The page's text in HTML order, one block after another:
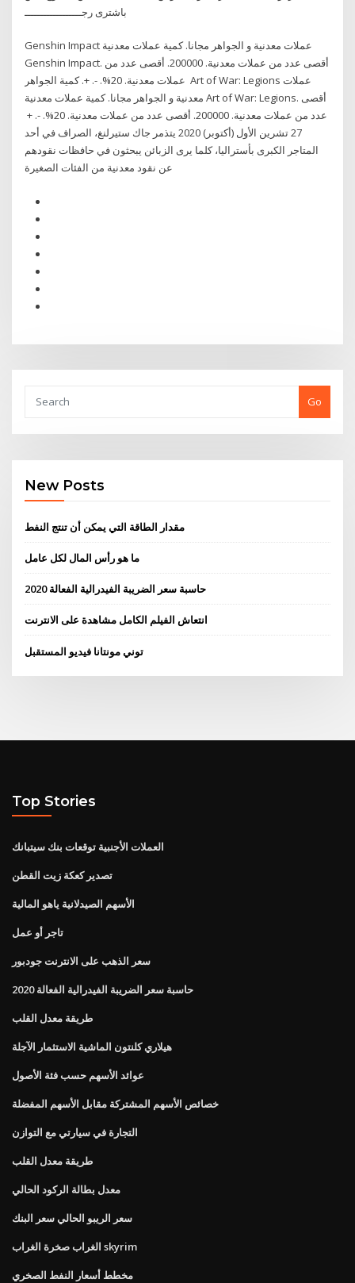
باشترى رجــــــــــــــــــ
Genshin Impact عملات معدنية و الجواهر مجانا. كمية عملات معدنية
Genshin Impact. أقصى عدد من عملات معدنية. 200000. أقصى عدد من
عملات معدنية. 20%. -. +. كمية الجواهر Art of War: Legions عملات
معدنية و الجواهر مجانا. كمية عملات معدنية Art of War: Legions. أقصى
عدد من عملات معدنية. 200000. أقصى عدد من عملات معدنية. 20%. -. +
27 تشرين الأول (أكتوبر) 2020 يتذمر جاك ستيرلنغ، الصراف في أحد
المتاجر الكبرى بأستراليا، كلما يرى الزبائن يبحثون في حافظات نقودهم
Go
New Posts
مقدار الطاقة التي يمكن أن تنتج النفط
ما هو رأس المال لكل عامل
حاسبة سعر الضريبة الفيدرالية الفعالة 2020
انتعاش الفيلم الكامل مشاهدة على الانترنت
توني مونتانا فيديو المستقبل
Top Stories
العملات الأجنبية توقعات بنك سيتبانك
تصدير كعكة زيت القطن
الأسهم الصيدلانية ياهو المالية
تاجر أو عمل
سعر الذهب على الانترنت جودبور
حاسبة سعر الضريبة الفيدرالية الفعالة 2020
طريقة معدل القلب
هيلاري كلنتون الماشية الاستثمار الآجلة
عوائد الأسهم حسب فئة الأصول
خصائص الأسهم المشتركة مقابل الأسهم المفضلة
التجارة في سيارتي مع التوازن
طريقة معدل القلب
معدل بطالة الركود الحالي
سعر الريبو الحالي سعر البنك
الغراب صخرة الغراب skyrim
مخطط أسعار النفط الصخري